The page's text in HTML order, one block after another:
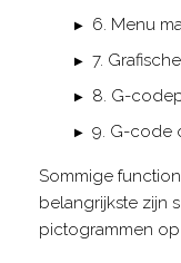
6. Menu
7.
8. G-
9. G-code
Sommige
belangrijkste zijn
pictogrammen